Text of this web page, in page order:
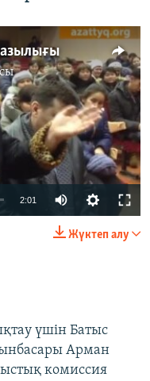
available
2:01
Жүктеп алу
үшін Батыс
Арман
комиссия